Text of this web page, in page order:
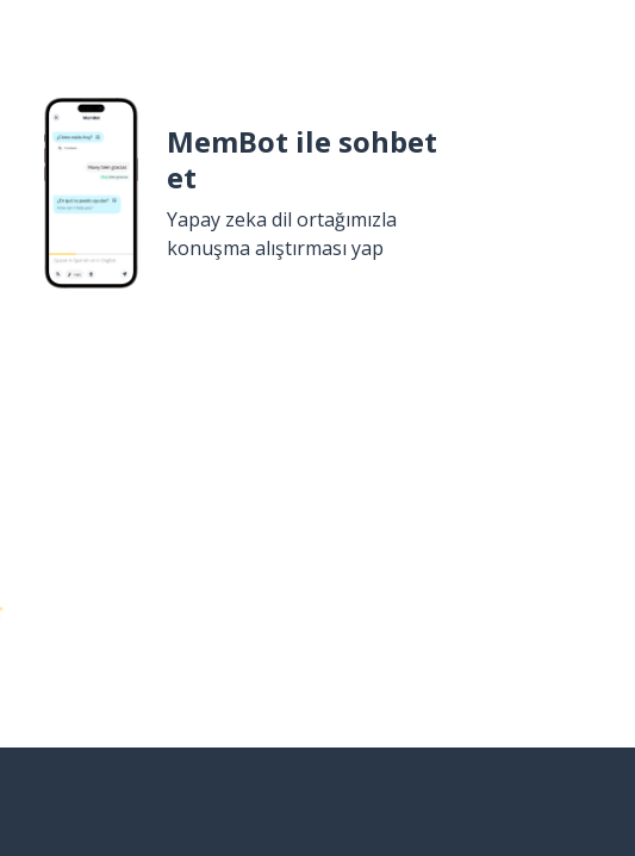
MemBot ile sohbet
et
Yapay zeka dil ortağımızla
konuşma alıştırması yap